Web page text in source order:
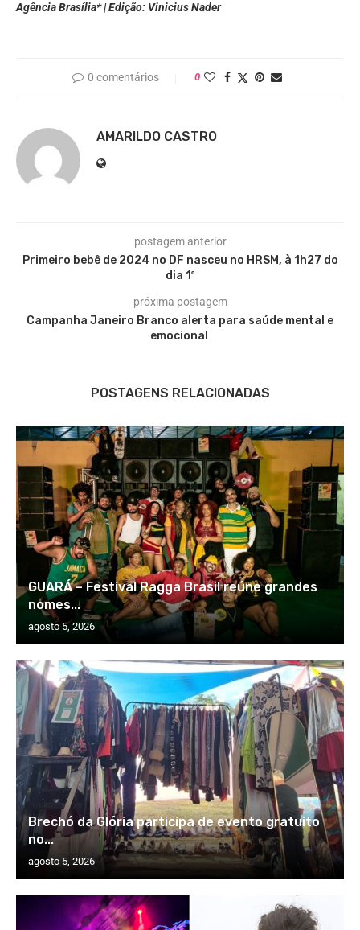
Agência Brasília* | Edição: Vinicius Nader
0 comentários 0
AMARILDO CASTRO
postagem anterior
Primeiro bebê de 2024 no DF nasceu no HRSM, à 1h27 do
dia 1º
próxima postagem
Campanha Janeiro Branco alerta para saúde mental e
emocional
POSTAGENS RELACIONADAS
GUARÁ – Festival Ragga Brasil reúne grandes
nomes...
agosto 5, 2026
Brechó da Glória participa de evento gratuito
no...
agosto 5, 2026